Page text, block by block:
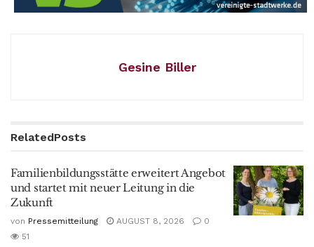
Gesine Biller
RelatedPosts
Familienbildungsstätte erweitert Angebot
und startet mit neuer Leitung in die
Zukunft
von Pressemitteilung AUGUST 8, 2026
0
51